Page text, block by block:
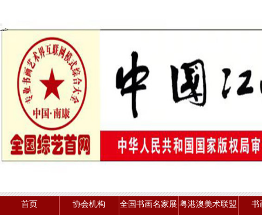
-->
首页 协会机构 全国书画名家展 粤港澳美术联盟
书